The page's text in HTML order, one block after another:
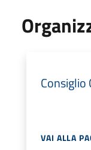
Consiglio
VAI ALLA